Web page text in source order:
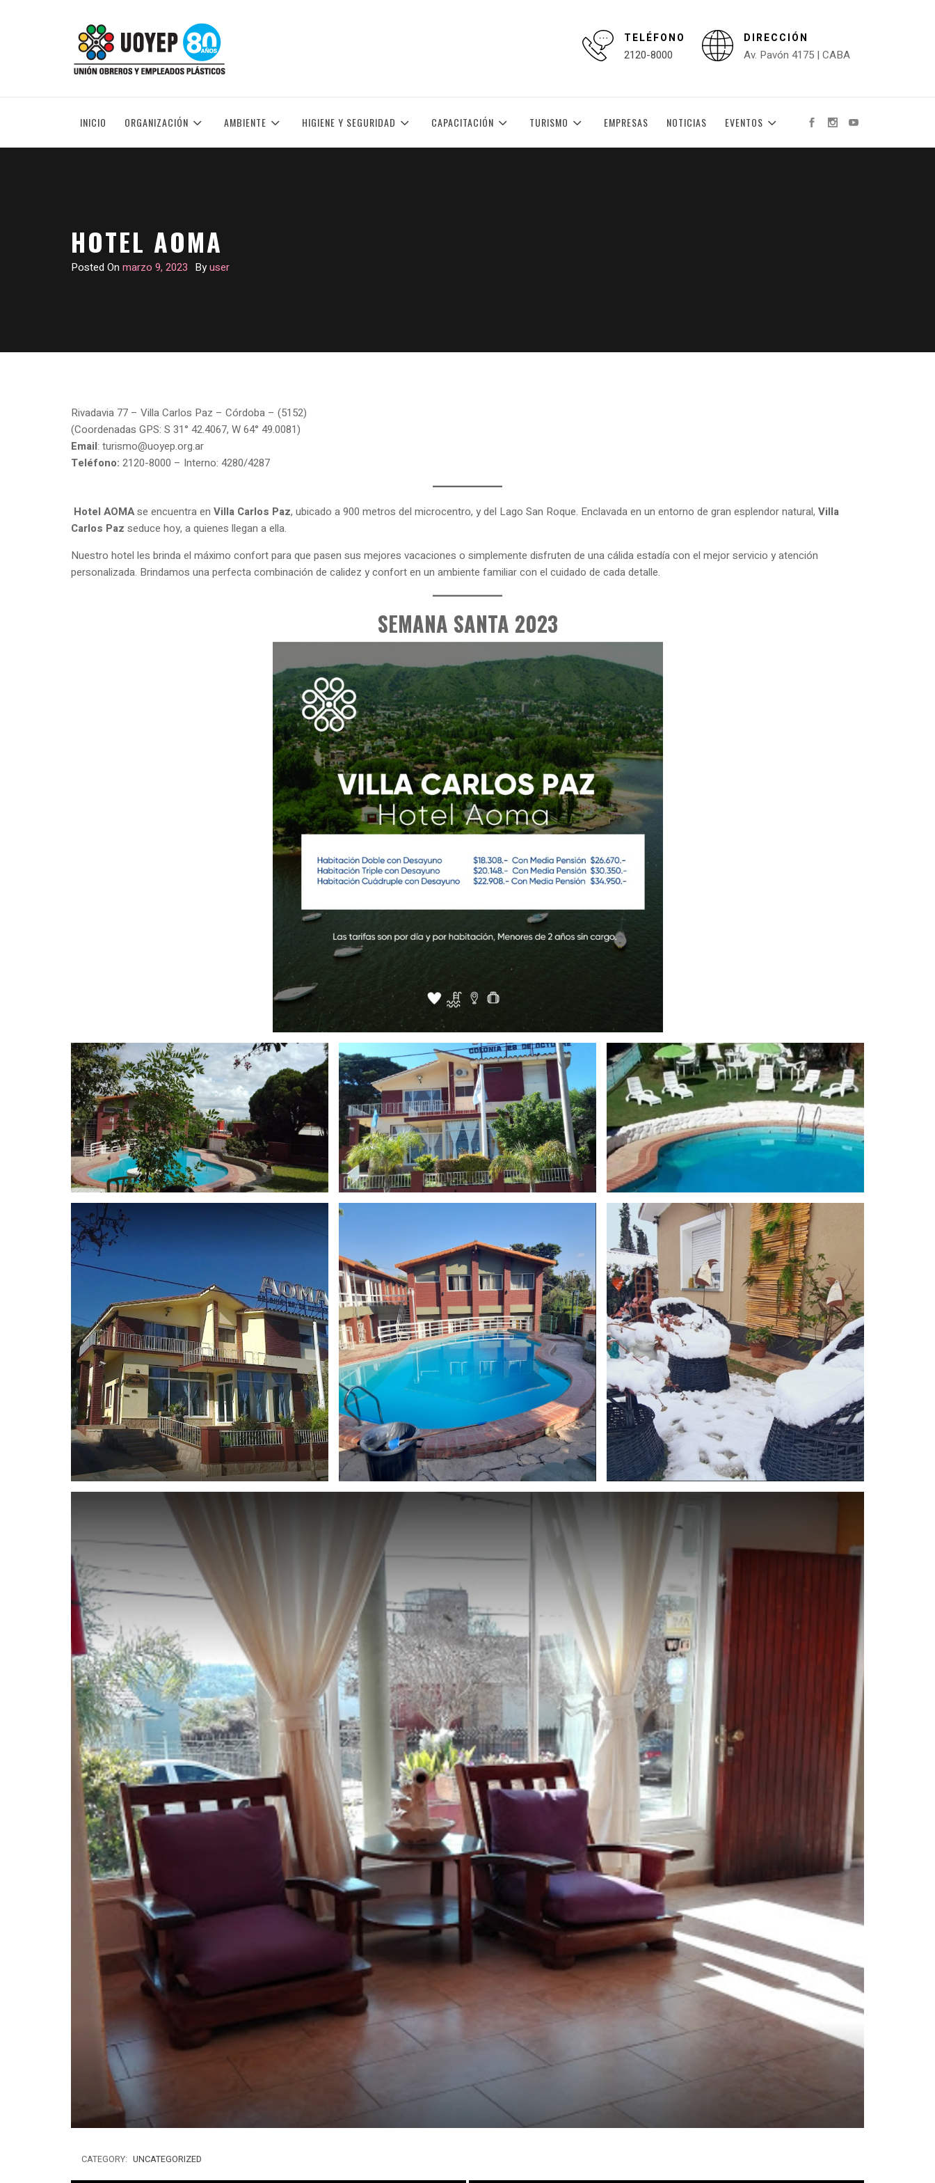
UNIÓN OBREROS Y EMPLEADOS PLÁSTICOS TELÉFONO
2120-8000
DIRECCIÓN
Av. Pavón 4175 | CABA
INICIO ORGANIZACIÓN AMBIENTE HIGIENE Y SEGURIDAD CAPACITACIÓN TURISMO EMPRESAS NOTICIAS EVENTOS
HOTEL AOMA
Posted On marzo 9, 2023 Byuser
Rivadavia 77 – Villa Carlos Paz – Córdoba – (5152)
(Coordenadas GPS: S 31° 42.4067, W 64° 49.0081)
Email: turismo@uoyep.org.ar
Teléfono: 2120-8000 – Interno: 4280/4287
Hotel AOMAse encuentra en Villa Carlos Paz, ubicado a 900 metros del microcentro, y del Lago San Roque. Enclavada en un entorno de gran esplendor natural, Villa
Carlos Paz seduce hoy, a quienes llegan a ella.
Nuestro hotel les brinda el máximo confort para que pasen sus mejores vacaciones o simplemente disfruten de una cálida estadía con el mejor servicio y atención
personalizada. Brindamos una perfecta combinación de calidez y confort en un ambiente familiar con el cuidado de cada detalle.
SEMANA SANTA 2023
CATEGORY: UNCATEGORIZED